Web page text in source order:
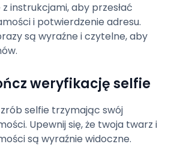
instrukcjami, aby przesłać
i potwierdzenie adresu.
są wyraźne i czytelne, aby
weryfikację selfie
selfie trzymając swój
Upewnij się, że twoja twarz i
są wyraźnie widoczne.